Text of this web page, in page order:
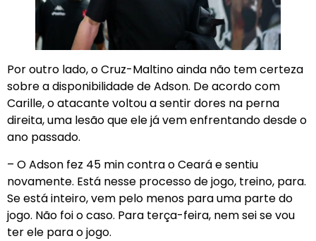
Por outro lado, o Cruz-Maltino ainda não tem certeza
sobre a disponibilidade de Adson. De acordo com
Carille, o atacante voltou a sentir dores na perna
direita, uma lesão que ele já vem enfrentando desde o
ano passado.
– O Adson fez 45 min contra o Ceará e sentiu
novamente. Está nesse processo de jogo, treino, para.
Se está inteiro, vem pelo menos para uma parte do
jogo. Não foi o caso. Para terça-feira, nem sei se vou
ter ele para o jogo.